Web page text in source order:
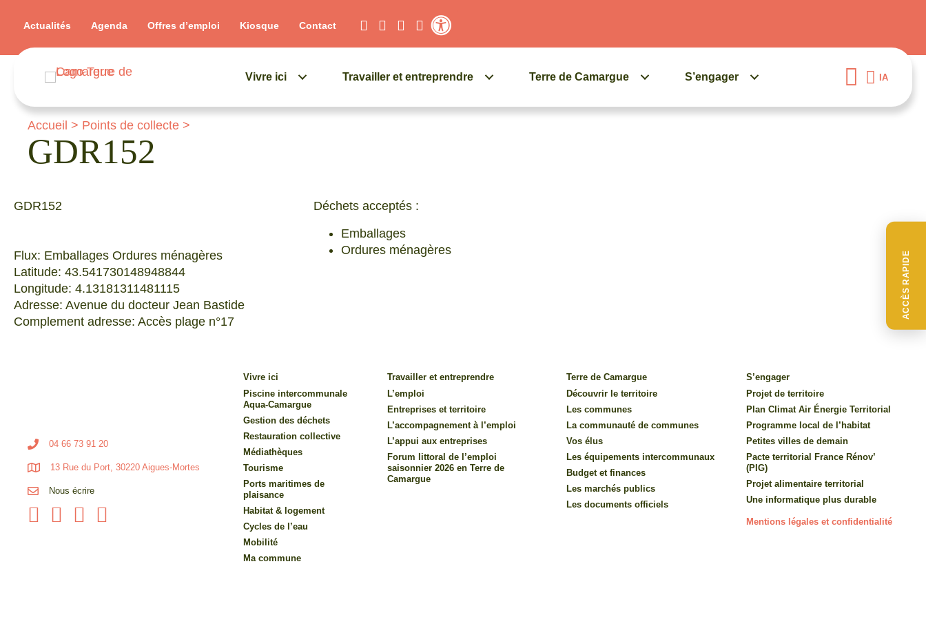
ACCÈS RAPIDE
Actualités Agenda Offres d’emploi Kiosque
Contact
Vivre ici Travailler et entreprendre Terre de Camargue S’engager IA
Accueil > Points de collecte >
GDR152
GDR152
Flux: Emballages Ordures ménagères
Latitude: 43.541730148948844
Longitude: 4.13181311481115
Adresse: Avenue du docteur Jean Bastide
Complement adresse: Accès plage n°17
Déchets acceptés :
Emballages
Ordures ménagères
04 66 73 91 20
13 Rue du Port, 30220 Aigues-Mortes
Nous écrire
Vivre ici
Piscine intercommunale
Aqua-Camargue
Gestion des déchets
Restauration collective
Médiathèques
Tourisme
Ports maritimes de
plaisance
Habitat & logement
Cycles de l’eau
Mobilité
Ma commune
Travailler et entreprendre
L’emploi
Entreprises et territoire
L’accompagnement à l’emploi
L’appui aux entreprises
Forum littoral de l’emploi
saisonnier 2026 en Terre de
Camargue
Terre de Camargue
Découvrir le territoire
Les communes
La communauté de communes
Vos élus
Les équipements intercommunaux
Budget et finances
Les marchés publics
Les documents officiels
S’engager
Projet de territoire
Plan Climat Air Énergie Territorial
Programme local de l’habitat
Petites villes de demain
Pacte territorial France Rénov’
(PIG)
Projet alimentaire territorial
Une informatique plus durable
Mentions légales et confidentialité